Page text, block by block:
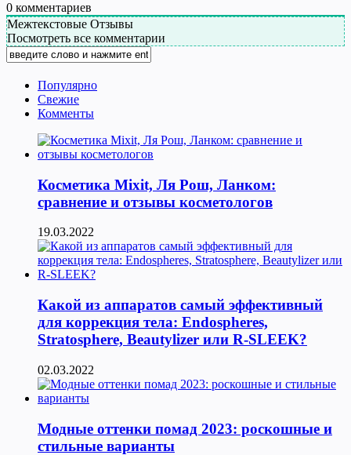
0 комментариев
Межтекстовые Отзывы
Посмотреть все комментарии
Популярно
Свежие
Комменты
Косметика Мixit, Ля Рош, Ланком:
сравнение и отзывы косметологов
19.03.2022
Какой из аппаратов самый эффективный
для коррекция тела: Endospheres,
Stratosphere, Beautylizer или R-SLEEK?
02.03.2022
Модные оттенки помад 2023: роскошные и
стильные варианты